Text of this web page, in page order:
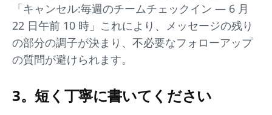
「キャンセル:毎週のチームチェックイン — 6 月
22 日午前 10 時」これにより、メッセージの残り
の部分の調子が決まり、不必要なフォローアップ
の質問が避けられます。
3。短く丁寧に書いてください